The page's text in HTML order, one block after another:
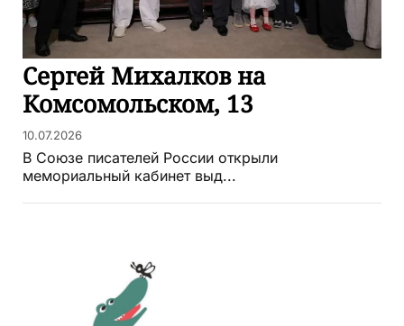
Сергей Михалков на
Комсомольском, 13
10.07.2026
В Союзе писателей России открыли
мемориальный кабинет выд...